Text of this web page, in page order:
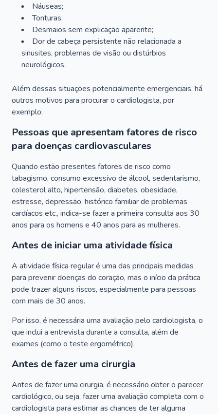
Náuseas;
Tonturas;
Desmaios sem explicação aparente;
Dor de cabeça persistente não relacionada a
sinusites, problemas de visão ou distúrbios
neurológicos.
Além dessas situações potencialmente emergenciais, há
outros motivos para procurar o cardiologista, por
exemplo:
Pessoas que apresentam fatores de risco
para doenças cardiovasculares
Quando estão presentes fatores de risco como
tabagismo, consumo excessivo de álcool, sedentarismo,
colesterol alto, hipertensão, diabetes, obesidade,
estresse, depressão, histórico familiar de problemas
cardíacos etc., indica-se fazer a primeira consulta aos 30
anos para os homens e 40 anos para as mulheres.
Antes de iniciar uma atividade física
A atividade física regular é uma das principais medidas
para prevenir doenças do coração, mas o início da prática
pode trazer alguns riscos, especialmente para pessoas
com mais de 30 anos.
Por isso, é necessária uma avaliação pelo cardiologista, o
que inclui a entrevista durante a consulta, além de
exames (como o teste ergométrico).
Antes de fazer uma cirurgia
Antes de fazer uma cirurgia, é necessário obter o parecer
cardiológico, ou seja, fazer uma avaliação completa com o
cardiologista para estimar as chances de ter alguma